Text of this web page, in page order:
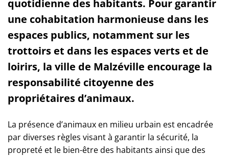
quotidienne des habitants. Pour garantir
une cohabitation harmonieuse dans les
espaces publics, notamment sur les
trottoirs et dans les espaces verts et de
loirirs, la ville de Malzéville encourage la
responsabilité citoyenne des
propriétaires d’animaux.
La présence d’animaux en milieu urbain est encadrée
par diverses règles visant à garantir la sécurité, la
propreté et le bien-être des habitants ainsi que des